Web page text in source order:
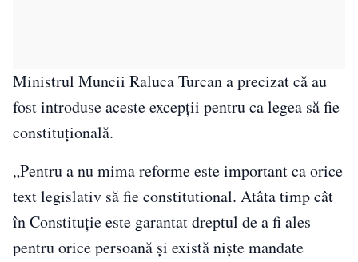
Ministrul Muncii Raluca Turcan a precizat că au
fost introduse aceste excepții pentru ca legea să fie
constituţională.
„Pentru a nu mima reforme este important ca orice
text legislativ să fie constitutional. Atâta timp cât
în Constituție este garantat dreptul de a fi ales
pentru orice persoană și există niște mandate